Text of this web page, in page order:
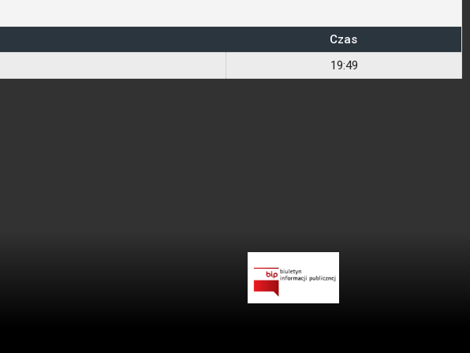
Czas
19:49